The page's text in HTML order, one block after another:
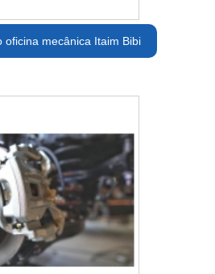
oficina mecânica Itaim Bibi